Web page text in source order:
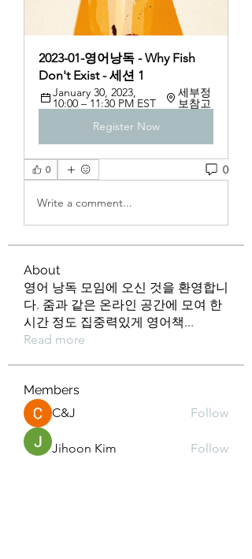
2023-01-영어낭독 - Why Fish
Don't Exist - 세션 1
January 30, 2023,
10:00 – 11:30 PM EST
세부정
보참고
Register Now
0 0
Write a comment...
About
영어 낭독 모임에 오신 것을 환영합니
다. 줌과 같은 온라인 공간에 모여 한
시간 정도 집중력있게 영어책...
Read more
Members
C&J
Follow
Jihoon Kim Follow